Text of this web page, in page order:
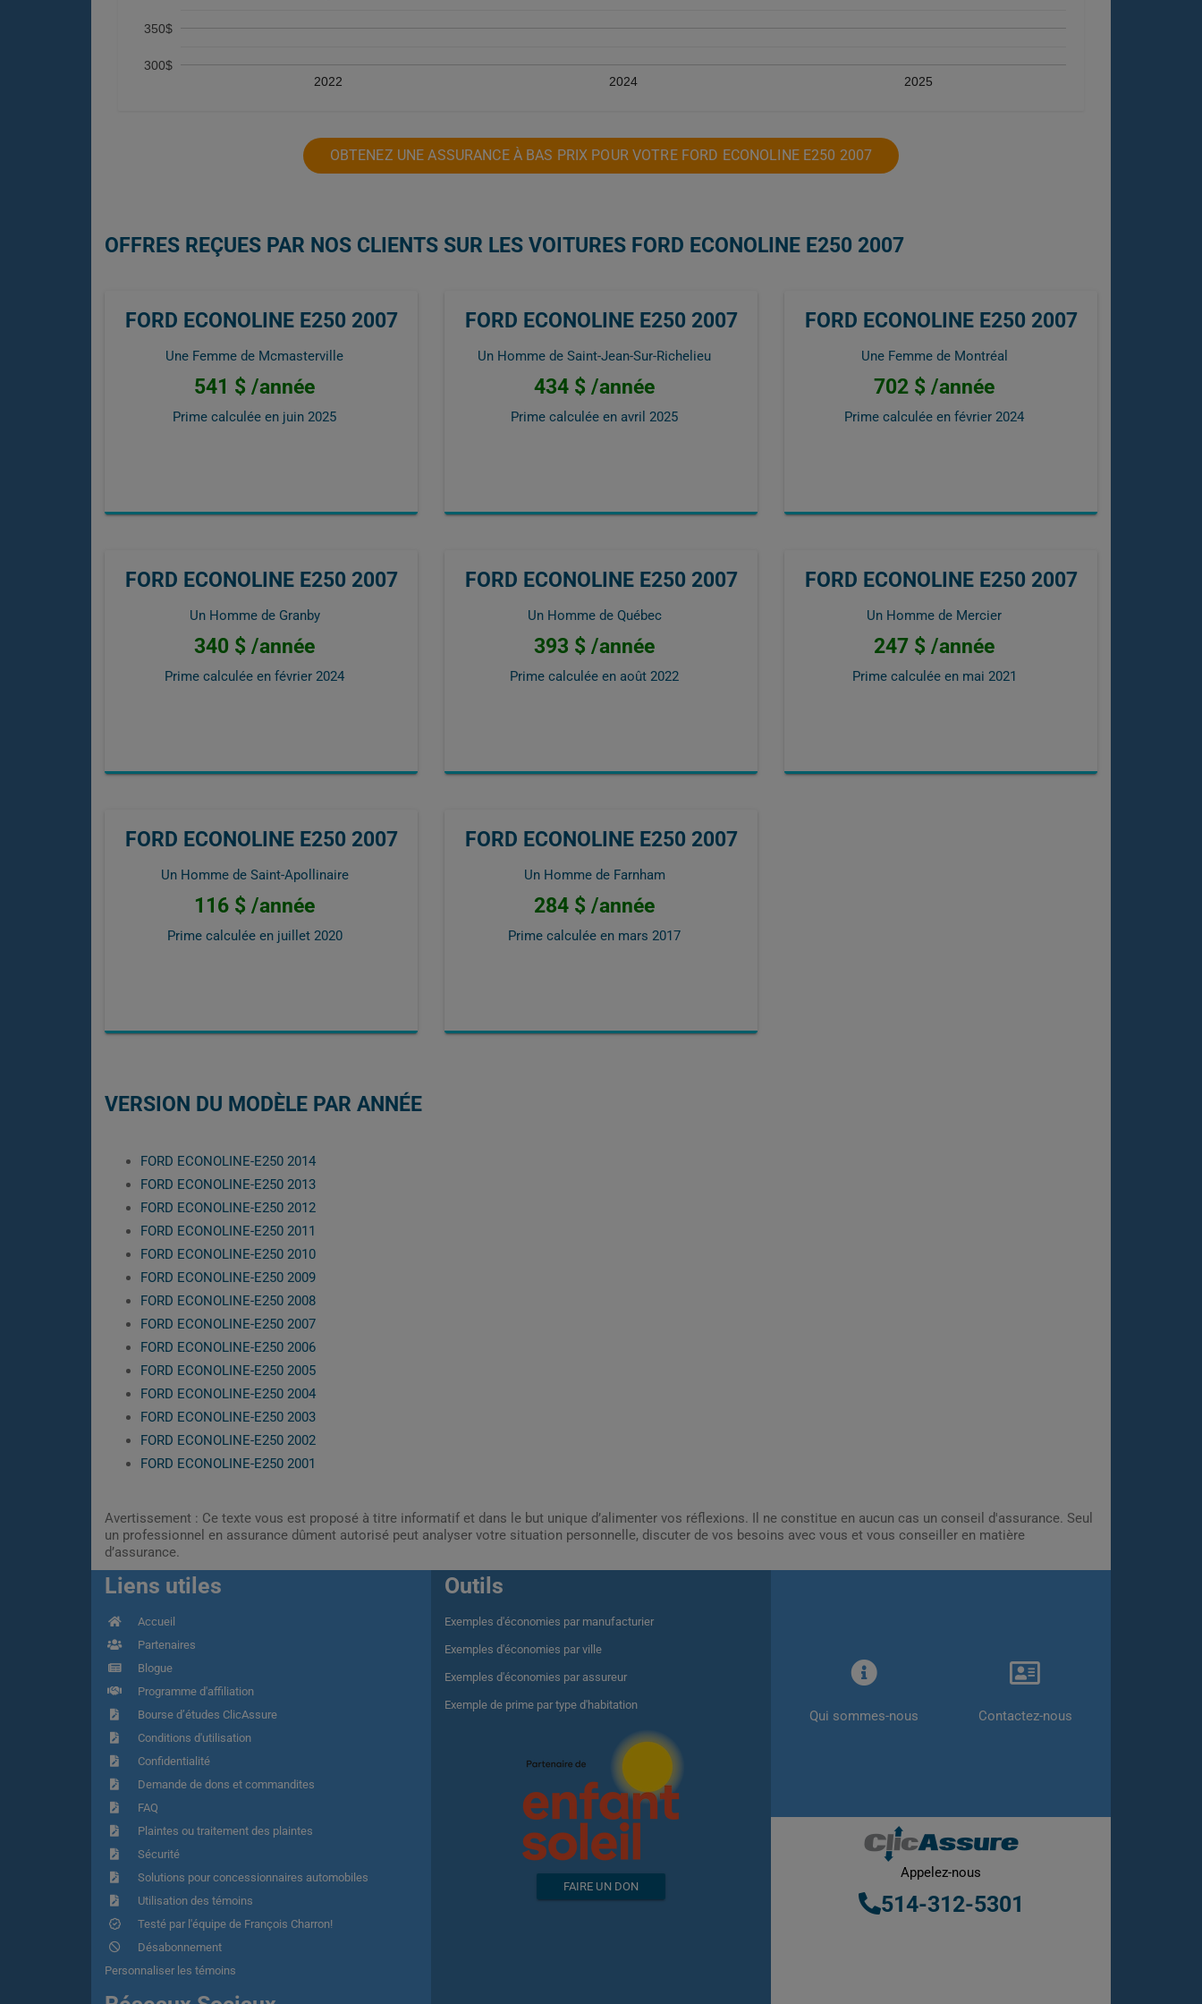
2022 2024 2025
300$
350$
OBTENEZ UNE ASSURANCE À BAS PRIX POUR VOTRE FORD ECONOLINE E250 2007
OFFRES REÇUES PAR NOS CLIENTS SUR LES VOITURES FORD ECONOLINE E250 2007
FORD ECONOLINE E250 2007
Une Femme de Mcmasterville
541 $ /année
Prime calculée en juin 2025
FORD ECONOLINE E250 2007
Un Homme de Saint-Jean-Sur-Richelieu
434 $ /année
Prime calculée en avril 2025
FORD ECONOLINE E250 2007
Une Femme de Montréal
702 $ /année
Prime calculée en février 2024
FORD ECONOLINE E250 2007
Un Homme de Granby
340 $ /année
Prime calculée en février 2024
FORD ECONOLINE E250 2007
Un Homme de Québec
393 $ /année
Prime calculée en août 2022
FORD ECONOLINE E250 2007
Un Homme de Mercier
247 $ /année
Prime calculée en mai 2021
FORD ECONOLINE E250 2007
Un Homme de Saint-Apollinaire
116 $ /année
Prime calculée en juillet 2020
FORD ECONOLINE E250 2007
Un Homme de Farnham
284 $ /année
Prime calculée en mars 2017
VERSION DU MODÈLE PAR ANNÉE
FORD ECONOLINE-E250 2014
FORD ECONOLINE-E250 2013
FORD ECONOLINE-E250 2012
FORD ECONOLINE-E250 2011
FORD ECONOLINE-E250 2010
FORD ECONOLINE-E250 2009
FORD ECONOLINE-E250 2008
FORD ECONOLINE-E250 2007
FORD ECONOLINE-E250 2006
FORD ECONOLINE-E250 2005
FORD ECONOLINE-E250 2004
FORD ECONOLINE-E250 2003
FORD ECONOLINE-E250 2002
FORD ECONOLINE-E250 2001
Avertissement : Ce texte vous est proposé à titre informatif et dans le but unique d’alimenter vos réflexions. Il ne constitue en aucun cas un conseil d'assurance. Seul
un professionnel en assurance dûment autorisé peut analyser votre situation personnelle, discuter de vos besoins avec vous et vous conseiller en matière
d’assurance.
Liens utiles
Accueil
Partenaires
Blogue
Programme d'affiliation
Bourse d’études ClicAssure
Conditions d'utilisation
Confidentialité
Demande de dons et commandites
FAQ
Plaintes ou traitement des plaintes
Sécurité
Solutions pour concessionnaires automobiles
Utilisation des témoins
Testé par l'équipe de François Charron!
Désabonnement
Personnaliser les témoins
Outils
Exemples d'économies par manufacturier
Exemples d'économies par ville
Exemples d'économies par assureur
Exemple de prime par type d'habitation
FAIRE UN DON
Qui sommes-nous Contactez-nous
Appelez-nous
514-312-5301